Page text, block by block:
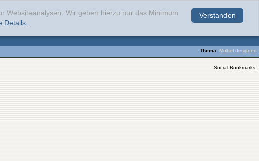
Verstanden
Websiteanalysen. Wir geben hierzu nur das Minimum
Details...
Thema: Möbel designen
Social Bookmarks: